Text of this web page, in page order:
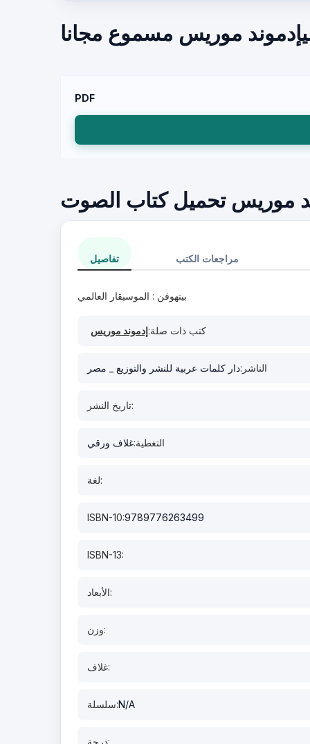
موريس مسموع مجانا
PDF
موريس تحميل كتاب الصوت
تفاصيل مراجعات الكتب
بيتهوفن : الموسيقار العالمي
كتب ذات صلة:إدموند موريس
الناشر:دار كلمات عربية للنشر والتوزيع _ مصر
تاريخ النشر:
التغطية:غلاف ورقي
لغة:
ISBN-10:9789776263499
ISBN-13:
الأبعاد:
وزن:
غلاف:
سلسلة:N/A
درجة: